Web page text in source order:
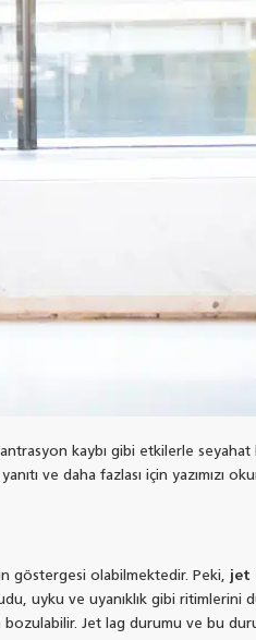
kaybı gibi etkilerle seyahat
ve daha fazlası için yazımızı
göstergesi olabilmektedir. Peki, jet
uyku ve uyanıklık gibi ritimlerini
bozulabilir. Jet lag durumu ve bu